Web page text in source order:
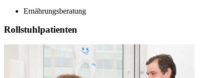
Ernährungsberatung
Rollstuhlpatienten